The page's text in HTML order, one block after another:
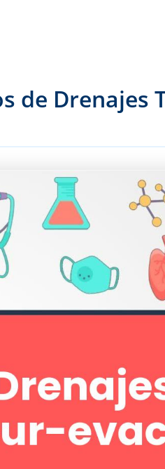
de Drenajes